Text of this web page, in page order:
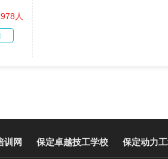
人
训网 保定卓越技工学校 保定动力